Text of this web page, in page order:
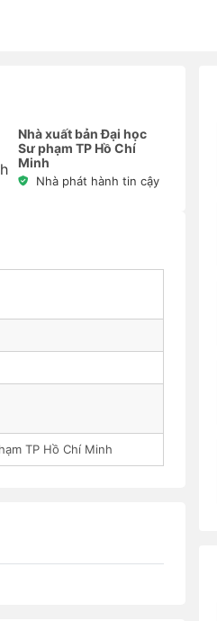
Nhà xuất bản Đại học
Sư phạm TP Hồ Chí
Minh
Nhà phát hành tin cậy
TP Hồ Chí Minh